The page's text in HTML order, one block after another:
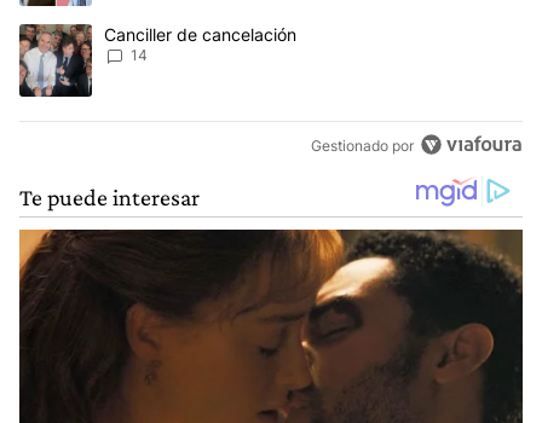
Un artículo de tendencia con el título "Canciller de cancelación"
Canciller de cancelación
14
Gestionado por